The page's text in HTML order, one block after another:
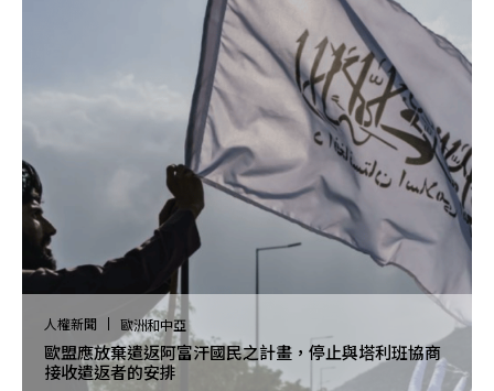
人權新聞 歐洲和中亞
歐盟應放棄遣返阿富汗國民之計畫，停止與塔利班協商
接收遣返者的安排